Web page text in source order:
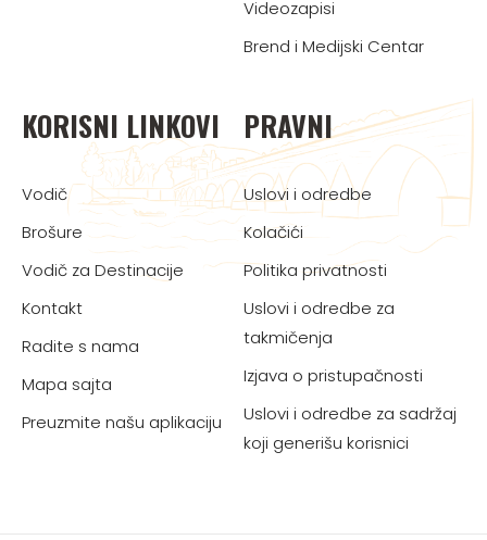
Videozapisi
Brend i Medijski Centar
KORISNI LINKOVI
Vodič
Brošure
Vodič za Destinacije
Kontakt
Radite s nama
Mapa sajta
Preuzmite našu aplikaciju
PRAVNI
Uslovi i odredbe
Kolačići
Politika privatnosti
Uslovi i odredbe za
takmičenja
Izjava o pristupačnosti
Uslovi i odredbe za sadržaj
koji generišu korisnici